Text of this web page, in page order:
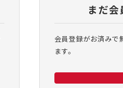
まだ会
会員登録がお済みで
ます。